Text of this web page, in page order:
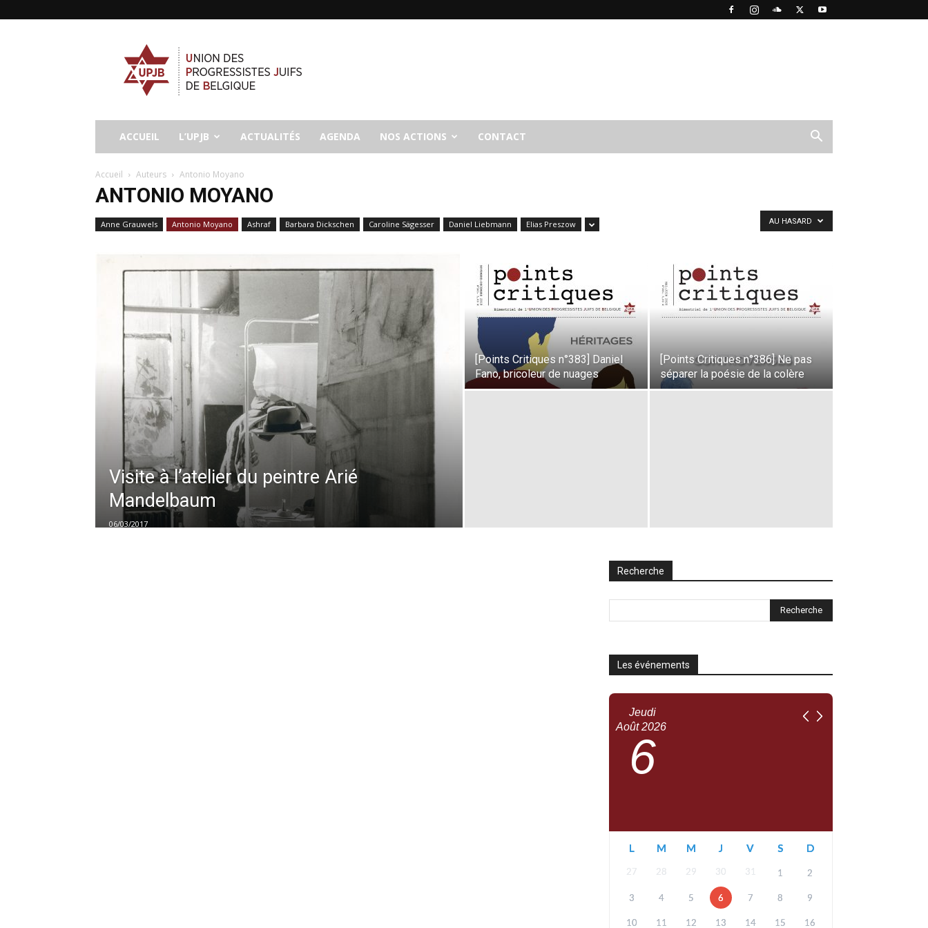
UPJB
ACCUEIL L’UPJB ACTUALITÉS AGENDA NOS ACTIONS CONTACT
Accueil Auteurs Antonio Moyano
ANTONIO MOYANO
Anne Grauwels Antonio Moyano Ashraf Barbara Dickschen Caroline Sägesser Daniel Liebmann Elias Preszow AU HASARD
Visite à l’atelier du peintre Arié
Mandelbaum
06/03/2017
[Points Critiques n°383] Daniel
Fano, bricoleur de nuages
[Points Critiques n°386] Ne pas
séparer la poésie de la colère
Recherche
Les événements
Jeudi
Août 2026
6
L M M J V S D
27 28 29 30 31 1 2
3 4 5 6 7 8 9
10 11 12 13 14 15 16